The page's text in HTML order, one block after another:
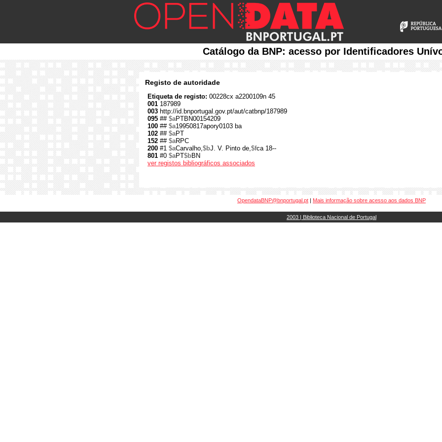
Catálogo da BNP: acesso por Identificadores
Registo de autoridade
Etiqueta de registo: 00228cx a2200109n 45
001 187989
003 http://id.bnportugal.gov.pt/aut/catbnp/187989
095 ## $aPTBN00154209
100 ## $a19950817apory0103 ba
102 ## $aPT
152 ## $aRPC
200 #1 $aCarvalho,$bJ. V. Pinto de,$fca 18--
801 #0 $aPT$bBN
ver registos bibliográficos associados
OpendataBNP@bnportugal.pt | Mais informação sobre acesso aos dados BNP
2003 | Biblioteca Nacional de Portugal